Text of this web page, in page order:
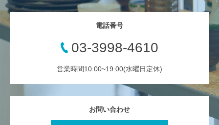
お問い合わせ
電話番号
03-3998-4610
営業時間10:00~19:00(水曜日定休)